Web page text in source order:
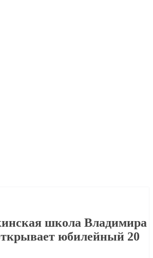
школа Владимира
юбилейный 20